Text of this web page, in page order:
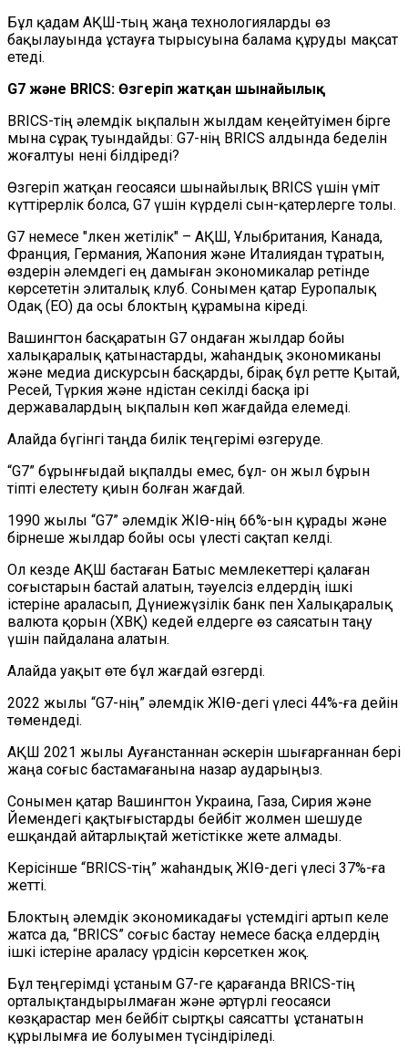
Бұл қадам АҚШ-тың жаңа технологияларды өз
бақылауында ұстауға тырысуына балама құруды мақсат
етеді.
G7 және BRICS: Өзгеріп жатқан шынайылық
BRICS-тің әлемдік ықпалын жылдам кеңейтуімен бірге
мына сұрақ туындайды: G7-нің BRICS алдында беделін
жоғалтуы нені білдіреді?
Өзгеріп жатқан геосаяси шынайылық BRICS үшін үміт
күттірерлік болса, G7 үшін күрделі сын-қатерлерге толы.
G7 немесе "Үлкен жетілік" – АҚШ, Ұлыбритания, Канада,
Франция, Германия, Жапония және Италиядан тұратын,
өздерін әлемдегі ең дамыған экономикалар ретінде
көрсететін элиталық клуб. Сонымен қатар Еуропалық
Одақ (ЕО) да осы блоктың құрамына кіреді.
Вашингтон басқаратын G7 ондаған жылдар бойы
халықаралық қатынастарды, жаһандық экономиканы
және медиа дискурсын басқарды, бірақ бұл ретте Қытай,
Ресей, Түркия және Үндістан секілді басқа ірі
державалардың ықпалын көп жағдайда елемеді.
Алайда бүгінгі таңда билік теңгерімі өзгеруде.
“G7” бұрынғыдай ықпалды емес, бұл- он жыл бұрын
тіпті елестету қиын болған жағдай.
1990 жылы “G7” әлемдік ЖІӨ-нің 66%-ын құрады және
бірнеше жылдар бойы осы үлесті сақтап келді.
Ол кезде АҚШ бастаған Батыс мемлекеттері қалаған
соғыстарын бастай алатын, тәуелсіз елдердің ішкі
істеріне араласып, Дүниежүзілік банк пен Халықаралық
валюта қорын (ХВҚ) кедей елдерге өз саясатын таңу
үшін пайдалана алатын.
Алайда уақыт өте бұл жағдай өзгерді.
2022 жылы “G7-нің” әлемдік ЖІӨ-дегі үлесі 44%-ға дейін
төмендеді.
АҚШ 2021 жылы Ауғанстаннан әскерін шығарғаннан бері
жаңа соғыс бастамағанына назар аударыңыз.
Сонымен қатар Вашингтон Украина, Газа, Сирия және
Йемендегі қақтығыстарды бейбіт жолмен шешуде
ешқандай айтарлықтай жетістікке жете алмады.
Керісінше “BRICS-тің” жаһандық ЖІӨ-дегі үлесі 37%-ға
жетті.
Блоктың әлемдік экономикадағы үстемдігі артып келе
жатса да, “BRICS” соғыс бастау немесе басқа елдердің
ішкі істеріне араласу үрдісін көрсеткен жоқ.
Бұл теңгерімді ұстаным G7-ге қарағанда BRICS-тің
орталықтандырылмаған және әртүрлі геосаяси
көзқарастар мен бейбіт сыртқы саясатты ұстанатын
құрылымға ие болуымен түсіндіріледі.